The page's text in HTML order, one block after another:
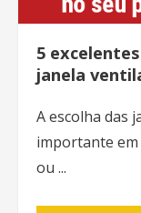
5
janela
A escolha das
importante
ou ...